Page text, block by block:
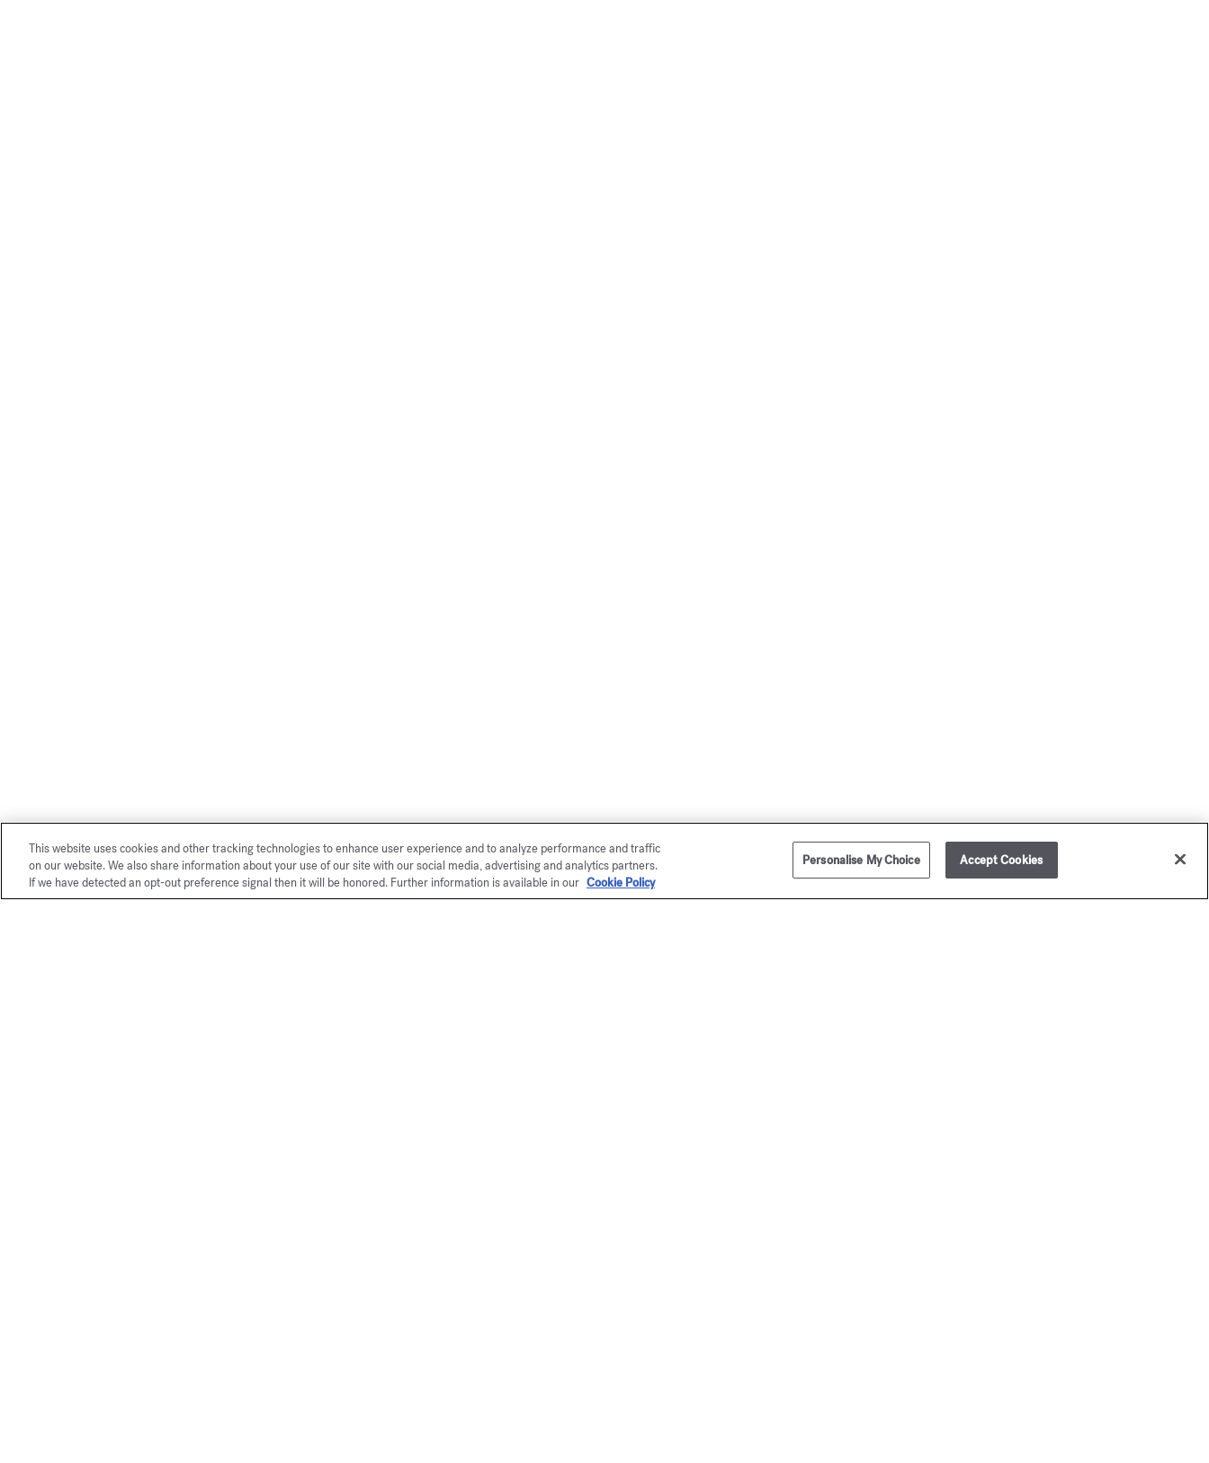
This website uses cookies and other tracking technologies to enhance user experience and to analyze performance and traffic
on our website. We also share information about your use of our site with our social media, advertising and analytics partners.
If we have detected an opt-out preference signal then it will be honored. Further information is available in our Cookie Policy
Personalise My Choice Accept Cookies